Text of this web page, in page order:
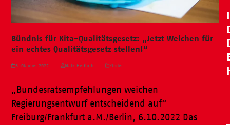
Bündnis für Kita-Qualitätsgesetz: „Jetzt Weichen für
ein echtes Qualitätsgesetz stellen!“
6. Oktober 2022 Maik Herfurth Kinder
„Bundesratsempfehlungen weichen
Regierungsentwurf entscheidend auf“
Freiburg/Frankfurt a.M./Berlin, 6.10.2022 Das